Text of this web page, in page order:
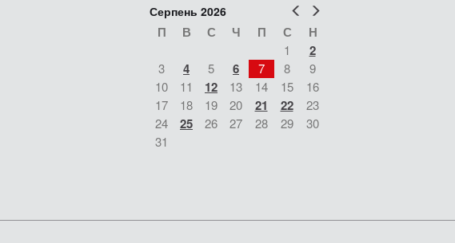
Попер
Серпень 2026
П В С Ч П С Н
1 2
3 4 5 6 7 8
9
10
11 12 13 14 15
16
17
18 19 20 21 22
23
24
25 26 27 28 29
30
31